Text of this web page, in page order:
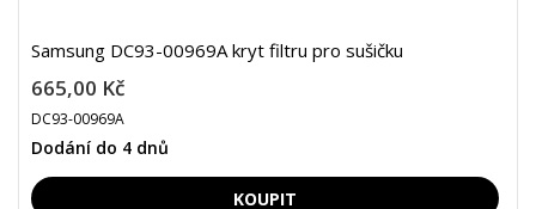
Samsung DC93-00969A kryt filtru pro sušičku
665,00 Kč
DC93-00969A
Dodání do 4 dnů